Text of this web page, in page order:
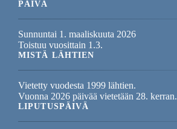
PÄIVÄ
Sunnuntai 1. maaliskuuta 2026
Toistuu vuosittain 1.3.
MISTÄ LÄHTIEN
Vietetty vuodesta 1999 lähtien.
Vuonna 2026 päivää vietetään 28. kerran.
LIPUTUSPÄIVÄ